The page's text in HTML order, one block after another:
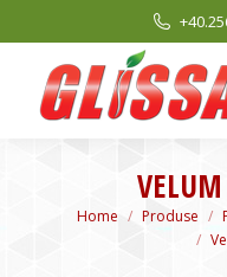
You are here:
Home Produse